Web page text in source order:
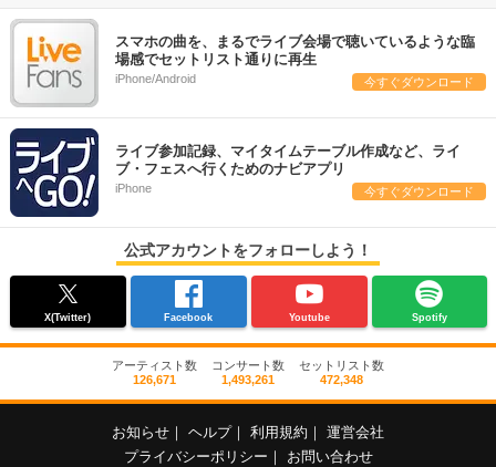
スマホの曲を、まるでライブ会場で聴いているような臨
場感でセットリスト通りに再生
iPhone/Android 今すぐダウンロード
ライブ参加記録、マイタイムテーブル作成など、ライ
ブ・フェスへ行くためのナビアプリ
iPhone 今すぐダウンロード
公式アカウントをフォローしよう！
X(Twitter) Facebook Youtube Spotify
アーティスト数
126,671
コンサート数
1,493,261
セットリスト数
472,348
お知らせ ヘルプ 利用規約
運営会社
プライバシーポリシー
お問い合わせ